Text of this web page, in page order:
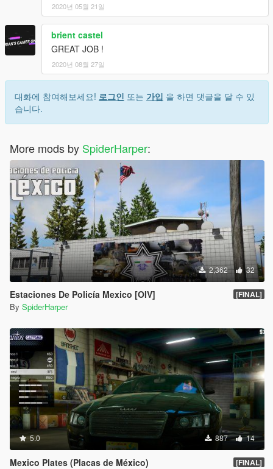
2020년 05월 21일
brient castel
GREAT JOB !
2020년 08월 27일
대화에 참여해보세요! 로그인 또는 가입 을 하면 댓글을 달 수 있
습니다.
More mods by SpiderHarper:
2,362 32
Estaciones De Policía Mexico [OIV] [FINAL]
By SpiderHarper
5.0 887 14
Mexico Plates (Placas de México) [FINAL]